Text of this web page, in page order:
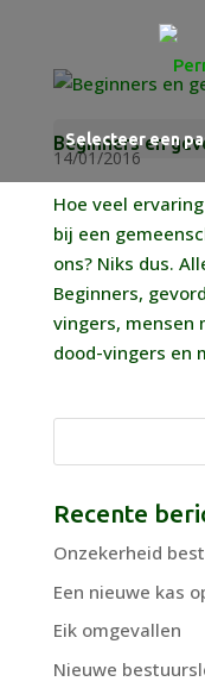
Selecteer een
Beginners en
14/01/2016
Hoe veel
bij een
ons? Niks dus.
Beginners,
vingers, mensen
dood-vingers en
Recente
Onzekerheid
Een nieuwe kas
Eik omgevallen
Nieuwe